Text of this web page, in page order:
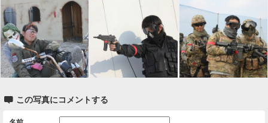
 この写真にコメントする